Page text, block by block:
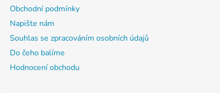
Obchodní podmínky
Napište nám
Souhlas se zpracováním osobních údajů
Do čeho balíme
Hodnocení obchodu